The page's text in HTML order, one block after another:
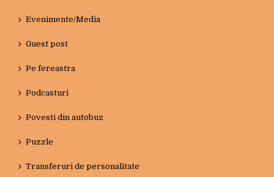
Evenimente/Media
Guest post
Pe fereastra
Podcasturi
Povesti din autobuz
Puzzle
Transferuri de personalitate